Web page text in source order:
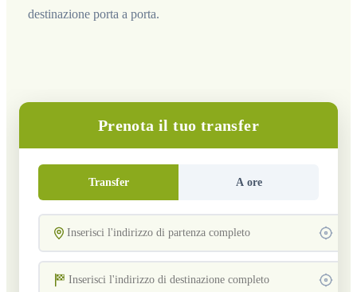
destinazione porta a porta.
Prenota il tuo transfer
Transfer A ore